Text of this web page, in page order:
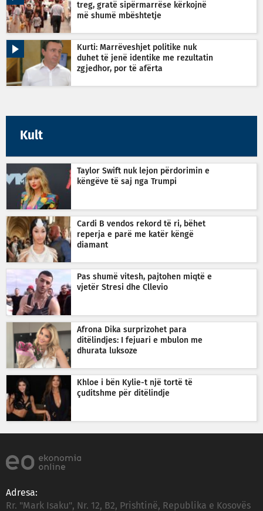
treg, gratë sipërmarrëse kërkojnë
më shumë mbështetje
Kurti: Marrëveshjet politike nuk
duhet të jenë identike me rezultatin
zgjedhor, por të afërta
Kult
Taylor Swift nuk lejon përdorimin e
këngëve të saj nga Trumpi
Cardi B vendos rekord të ri, bëhet
reperja e parë me katër këngë
diamant
Pas shumë vitesh, pajtohen miqtë e
vjetër Stresi dhe Cllevio
Afrona Dika surprizohet para
ditëlindjes: I fejuari e mbulon me
dhurata luksoze
Khloe i bën Kylie-t një tortë të
çuditshme për ditëlindje
Adresa:
Rr. "Mark Isaku", Nr. 12, B2, Prishtinë, Republika e Kosovës